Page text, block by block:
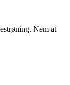
Nem at